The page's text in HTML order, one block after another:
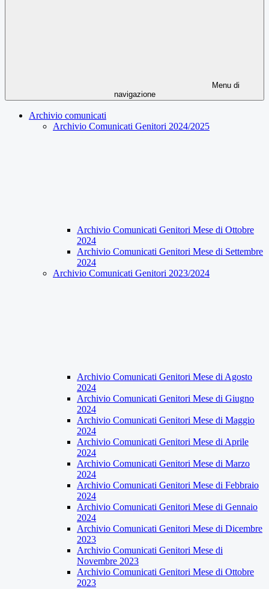
Menu di
navigazione
Archivio comunicati
Archivio Comunicati Genitori 2024/2025
Archivio Comunicati Genitori Mese di Ottobre
2024
Archivio Comunicati Genitori Mese di Settembre
2024
Archivio Comunicati Genitori 2023/2024
Archivio Comunicati Genitori Mese di Agosto
2024
Archivio Comunicati Genitori Mese di Giugno
2024
Archivio Comunicati Genitori Mese di Maggio
2024
Archivio Comunicati Genitori Mese di Aprile
2024
Archivio Comunicati Genitori Mese di Marzo
2024
Archivio Comunicati Genitori Mese di Febbraio
2024
Archivio Comunicati Genitori Mese di Gennaio
2024
Archivio Comunicati Genitori Mese di Dicembre
2023
Archivio Comunicati Genitori Mese di
Novembre 2023
Archivio Comunicati Genitori Mese di Ottobre
2023